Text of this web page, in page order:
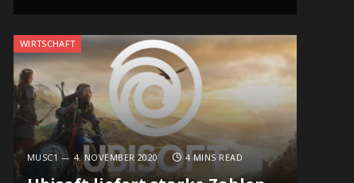
WIRTSCHAFT
MUSC1 4. NOVEMBER 2020 4 MINS READ